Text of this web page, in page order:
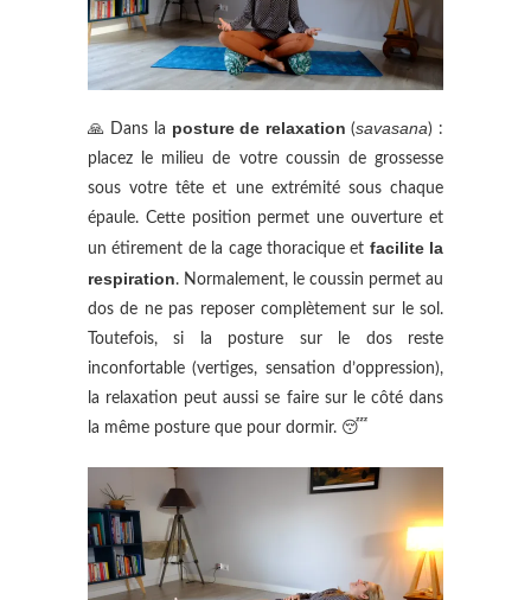
🙏 Dans la posture de relaxation (savasana) :
placez le milieu de votre coussin de grossesse
sous votre tête et une extrémité sous chaque
épaule. Cette position permet une ouverture et
un étirement de la cage thoracique et facilite la
respiration. Normalement, le coussin permet au
dos de ne pas reposer complètement sur le sol.
Toutefois, si la posture sur le dos reste
inconfortable (vertiges, sensation d’oppression),
la relaxation peut aussi se faire sur le côté dans
la même posture que pour dormir. 😴